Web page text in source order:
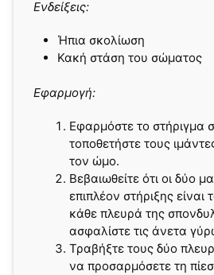
Ενδείξεις:
Ήπια σκολίωση
Κακή στάση του σώματος
Εφαρμογή:
Εφαρμόστε το στήριγμα
τοποθετήστε τους
τον ώμο.
Βεβαιωθείτε ότι οι δύο
επιπλέον στήριξης
κάθε πλευρά της
ασφαλίστε τις άνετα
Τραβήξτε τους δύο
να προσαρμόσετε τη